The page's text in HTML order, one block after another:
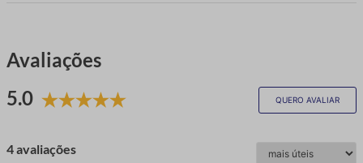
Avaliações
5.0
QUERO AVALIAR
4 avaliações